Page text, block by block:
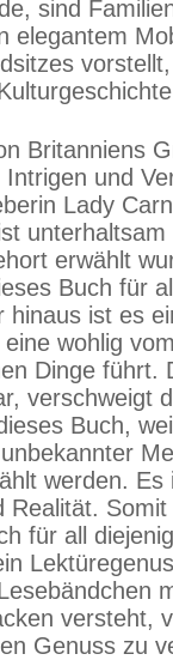
sind
elegantem
Britanniens
und
Lady
erwählt
Buch für
hinaus ist es
wohlig
Dinge führt.
verschweigt
Buch,
werden.
Realität.
für all
versteht,
Genuss zu